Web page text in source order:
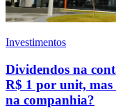
Investimentos
Dividendos na
R$ 1 por unit, mas
na companhia?